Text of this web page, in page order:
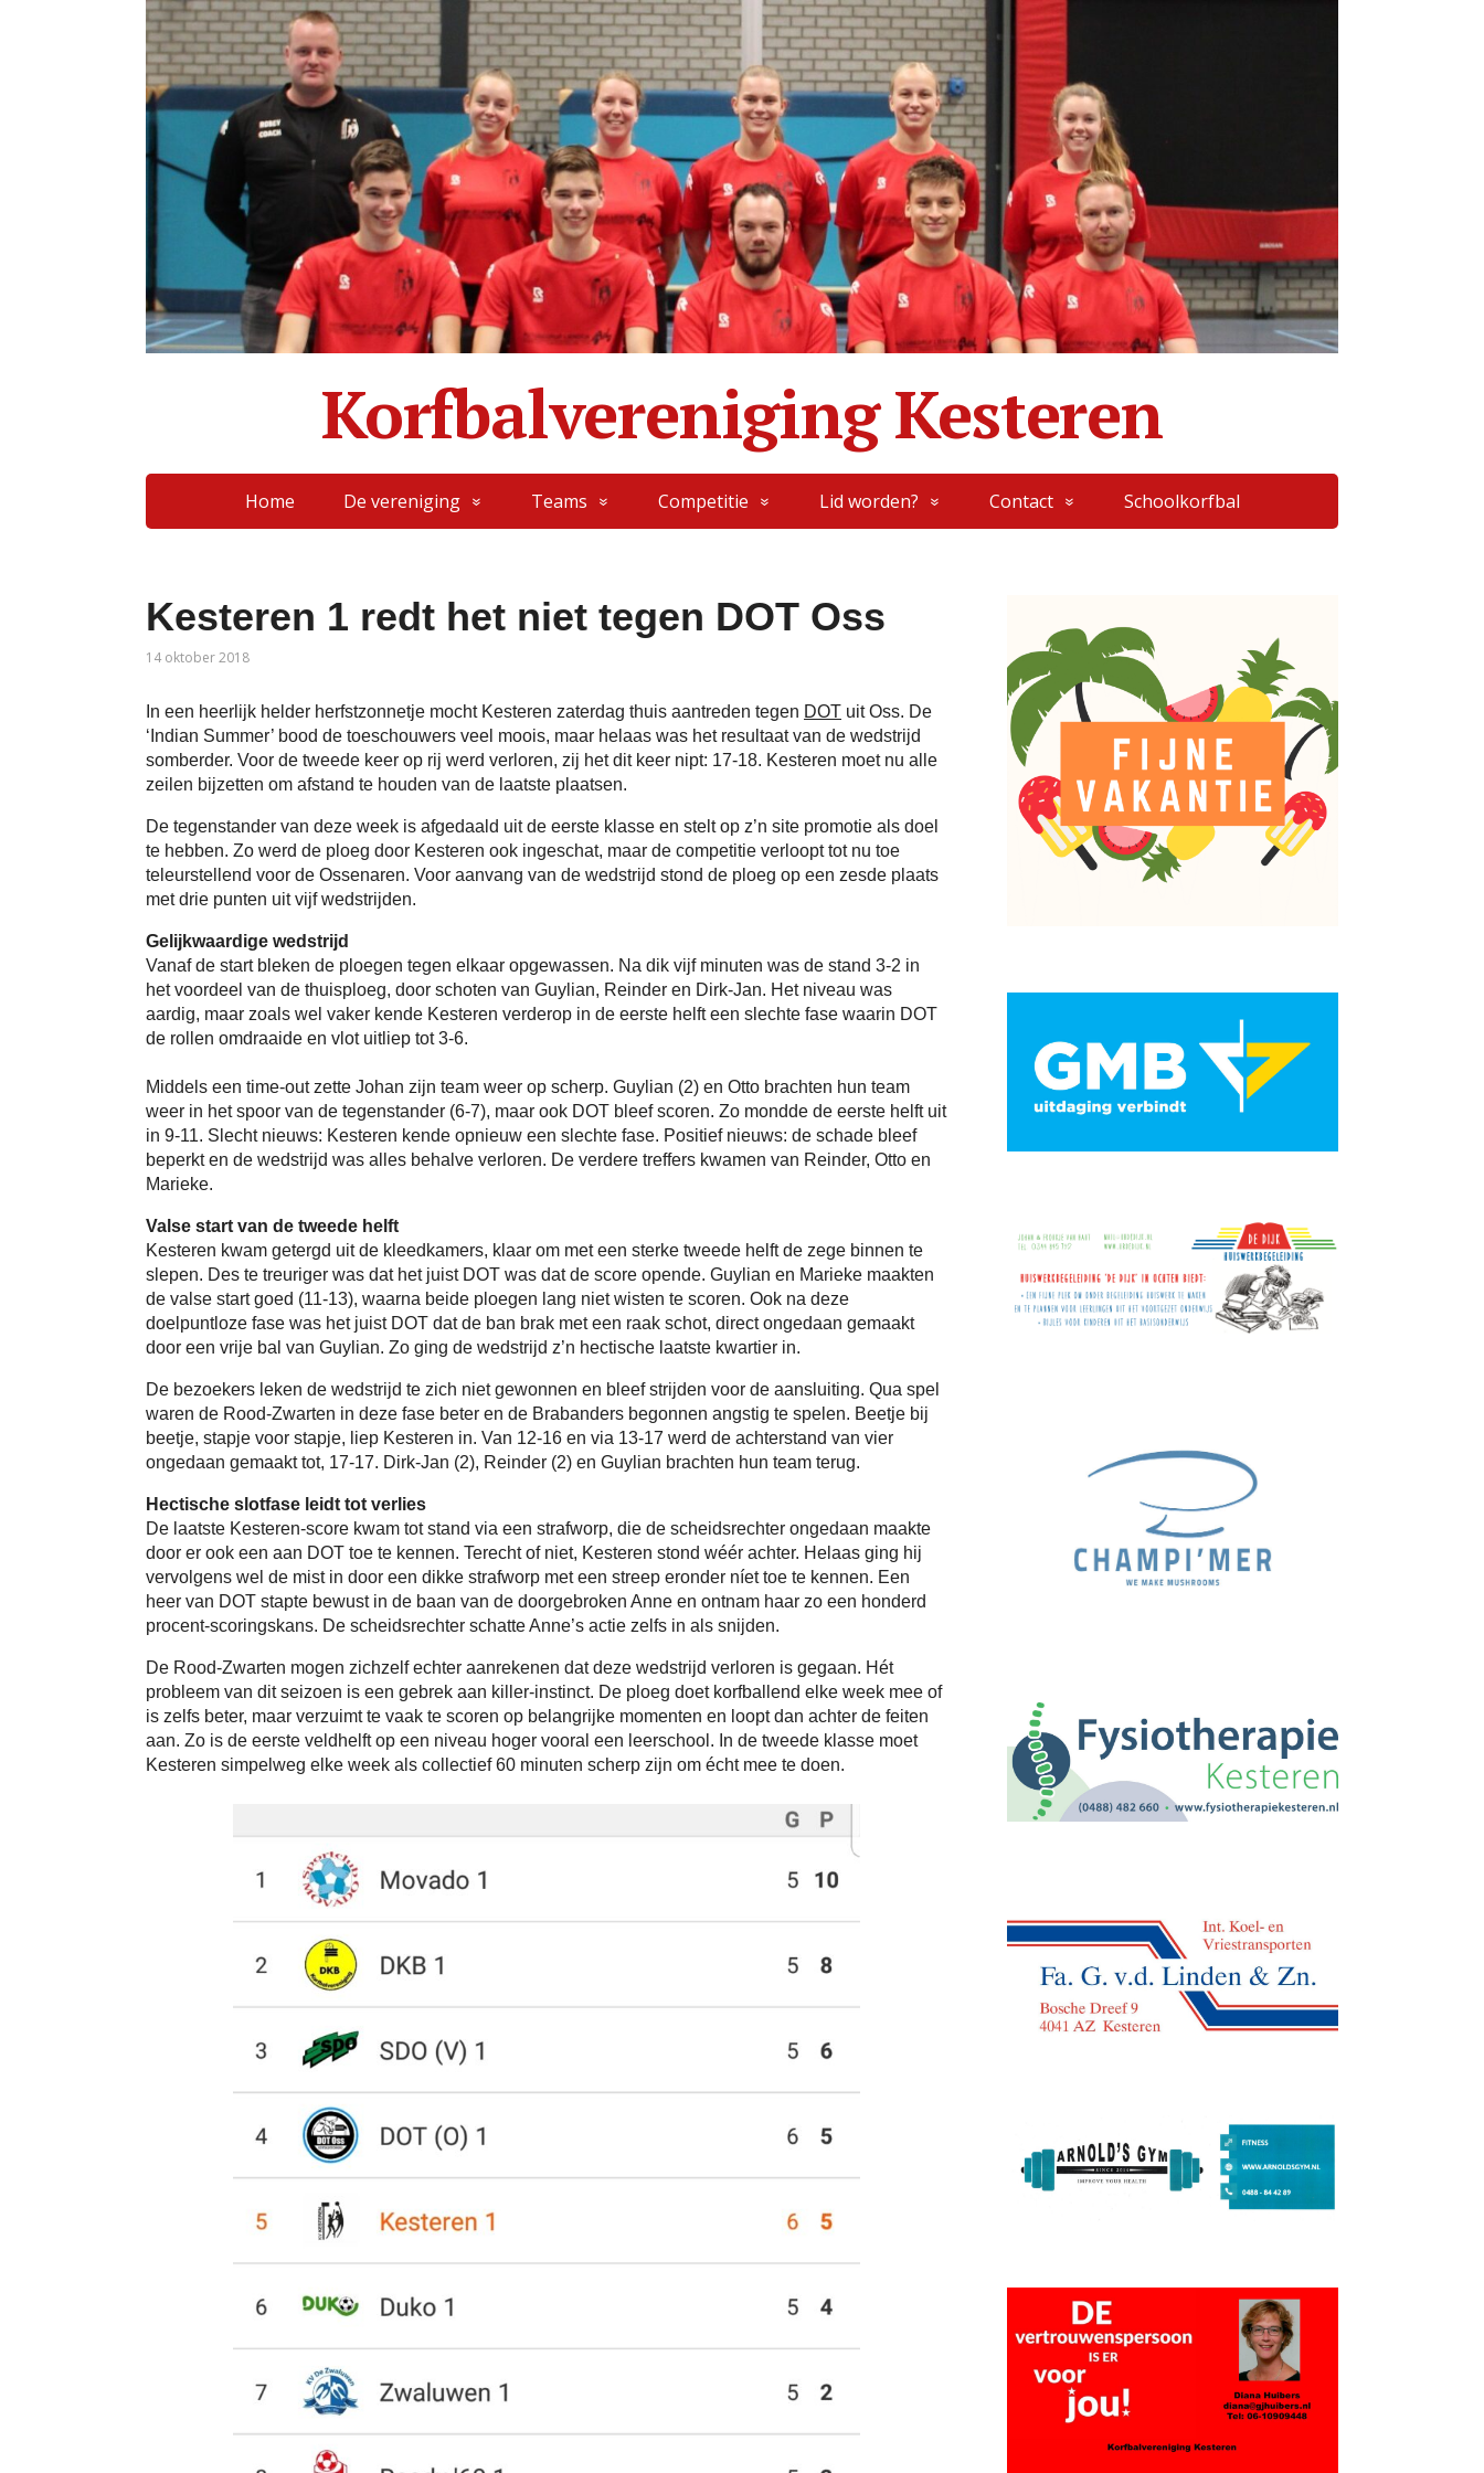
Korfbalvereniging Kesteren
Home De vereniging Teams Competitie Lid worden? Contact Schoolkorfbal
Kesteren 1 redt het niet tegen DOT Oss
14 oktober 2018
In een heerlijk helder herfstzonnetje mocht Kesteren zaterdag thuis aantreden tegen DOT uit Oss. De
‘Indian Summer’ bood de toeschouwers veel moois, maar helaas was het resultaat van de wedstrijd
somberder. Voor de tweede keer op rij werd verloren, zij het dit keer nipt: 17-18. Kesteren moet nu alle
zeilen bijzetten om afstand te houden van de laatste plaatsen.
De tegenstander van deze week is afgedaald uit de eerste klasse en stelt op z’n site promotie als doel
te hebben. Zo werd de ploeg door Kesteren ook ingeschat, maar de competitie verloopt tot nu toe
teleurstellend voor de Ossenaren. Voor aanvang van de wedstrijd stond de ploeg op een zesde plaats
met drie punten uit vijf wedstrijden.
Gelijkwaardige wedstrijd
Vanaf de start bleken de ploegen tegen elkaar opgewassen. Na dik vijf minuten was de stand 3-2 in
het voordeel van de thuisploeg, door schoten van Guylian, Reinder en Dirk-Jan. Het niveau was
aardig, maar zoals wel vaker kende Kesteren verderop in de eerste helft een slechte fase waarin DOT
de rollen omdraaide en vlot uitliep tot 3-6.
Middels een time-out zette Johan zijn team weer op scherp. Guylian (2) en Otto brachten hun team
weer in het spoor van de tegenstander (6-7), maar ook DOT bleef scoren. Zo mondde de eerste helft uit
in 9-11. Slecht nieuws: Kesteren kende opnieuw een slechte fase. Positief nieuws: de schade bleef
beperkt en de wedstrijd was alles behalve verloren. De verdere treffers kwamen van Reinder, Otto en
Marieke.
Valse start van de tweede helft
Kesteren kwam getergd uit de kleedkamers, klaar om met een sterke tweede helft de zege binnen te
slepen. Des te treuriger was dat het juist DOT was dat de score opende. Guylian en Marieke maakten
de valse start goed (11-13), waarna beide ploegen lang niet wisten te scoren. Ook na deze
doelpuntloze fase was het juist DOT dat de ban brak met een raak schot, direct ongedaan gemaakt
door een vrije bal van Guylian. Zo ging de wedstrijd z’n hectische laatste kwartier in.
De bezoekers leken de wedstrijd te zich niet gewonnen en bleef strijden voor de aansluiting. Qua spel
waren de Rood-Zwarten in deze fase beter en de Brabanders begonnen angstig te spelen. Beetje bij
beetje, stapje voor stapje, liep Kesteren in. Van 12-16 en via 13-17 werd de achterstand van vier
ongedaan gemaakt tot, 17-17. Dirk-Jan (2), Reinder (2) en Guylian brachten hun team terug.
Hectische slotfase leidt tot verlies
De laatste Kesteren-score kwam tot stand via een strafworp, die de scheidsrechter ongedaan maakte
door er ook een aan DOT toe te kennen. Terecht of niet, Kesteren stond wéér achter. Helaas ging hij
vervolgens wel de mist in door een dikke strafworp met een streep eronder níet toe te kennen. Een
heer van DOT stapte bewust in de baan van de doorgebroken Anne en ontnam haar zo een honderd
procent-scoringskans. De scheidsrechter schatte Anne’s actie zelfs in als snijden.
De Rood-Zwarten mogen zichzelf echter aanrekenen dat deze wedstrijd verloren is gegaan. Hét
probleem van dit seizoen is een gebrek aan killer-instinct. De ploeg doet korfballend elke week mee of
is zelfs beter, maar verzuimt te vaak te scoren op belangrijke momenten en loopt dan achter de feiten
aan. Zo is de eerste veldhelft op een niveau hoger vooral een leerschool. In de tweede klasse moet
Kesteren simpelweg elke week als collectief 60 minuten scherp zijn om écht mee te doen.